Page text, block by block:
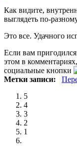
Как видите,
выглядеть по-
Это все. Удачного
Если вам
этом в
социальные кнопки
Метки записи:
5
4
3
2
1